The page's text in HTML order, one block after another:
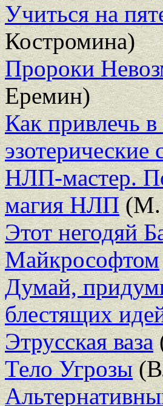
Учиться на
Костромина)
Пророки
Еремин)
Как привлечь
НЛП-мастер.
магия НЛП(М.
Этот негодяй
Майкрософтом
Думай,
блестящих
Этрусская ваза
Тело Угрозы